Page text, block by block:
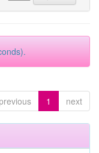
1 next